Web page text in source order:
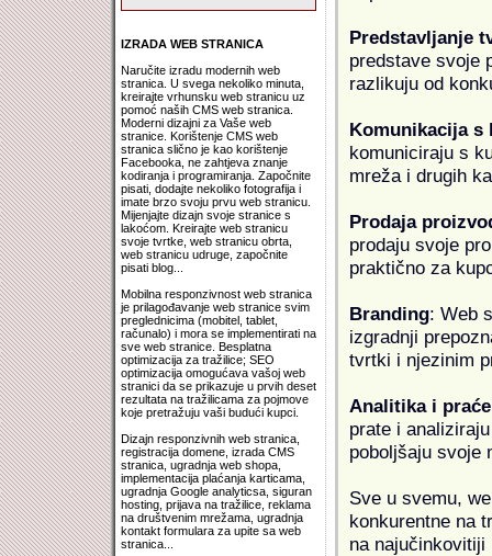
IZRADA WEB STRANICA
Naručite izradu modernih web
stranica. U svega nekoliko minuta,
kreirajte vrhunsku web stranicu uz
pomoć naših CMS web stranica.
Moderni dizajni za Vaše web
stranice. Korištenje CMS web
stranica slično je kao korištenje
Facebooka, ne zahtjeva znanje
kodiranja i programiranja. Započnite
pisati, dodajte nekoliko fotografija i
imate brzo svoju prvu web stranicu.
Mijenjajte dizajn svoje stranice s
lakoćom. Kreirajte web stranicu
svoje tvrtke, web stranicu obrta,
web stranicu udruge, započnite
pisati blog...
Mobilna responzivnost web stranica
je prilagođavanje web stranice svim
preglednicima (mobitel, tablet,
računalo) i mora se implementirati na
sve web stranice. Besplatna
optimizacija za tražilice; SEO
optimizacija omogućava vašoj web
stranici da se prikazuje u prvih deset
rezultata na tražilicama za pojmove
koje pretražuju vaši budući kupci.
Dizajn responzivnih web stranica,
registracija domene, izrada CMS
stranica, ugradnja web shopa,
implementacija plaćanja karticama,
ugradnja Google analyticsa, siguran
hosting, prijava na tražilice, reklama
na društvenim mrežama, ugradnja
kontakt formulara za upite sa web
stranica...
Predstavljanje
predstave svoje
razlikuju od
Komunikacija s
komuniciraju s
mreža i drugih
Prodaja
prodaju svoje
praktično za
Branding: Web
izgradnji
tvrtki i njezinim
Analitika i
prate i
poboljšaju svoje
Sve u svemu,
konkurentne na
na najučinkovitiji